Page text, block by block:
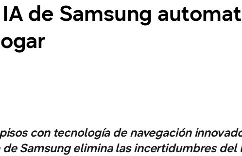
de Samsung
con tecnología de navegación
de Samsung elimina las incertidumbres del